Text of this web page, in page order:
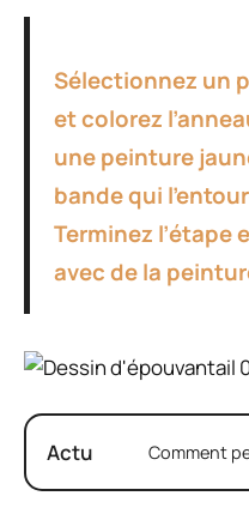
Sélectionnez un
et colorez
une peinture
bande qui
Terminez l’étape
avec de la
Actu Comment